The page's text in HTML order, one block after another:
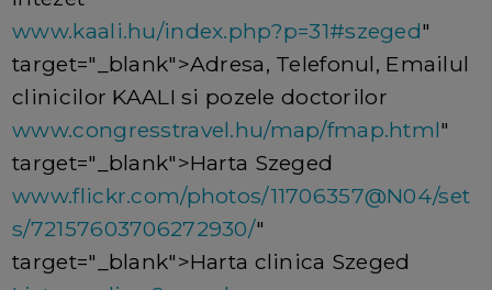
www.kaali.hu/index.php?p=31#szeged"
target="_blank">Adresa, Telefonul, Emailul
clinicilor KAALI si pozele doctorilor
www.congresstravel.hu/map/fmap.html"
target="_blank">Harta Szeged
www.flickr.com/photos/11706357@N04/set
s/72157603706272930/"
target="_blank">Harta clinica Szeged